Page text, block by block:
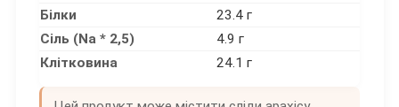
Білки
23.4 г
Сіль (Na * 2,5)
4.9 г
Клітковина
24.1 г